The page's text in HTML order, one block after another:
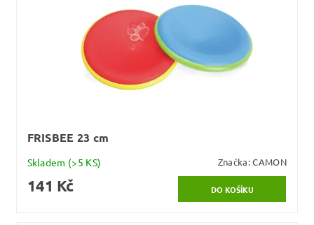
FRISBEE 23 cm
Skladem (>5 KS) Značka:CAMON
141 Kč